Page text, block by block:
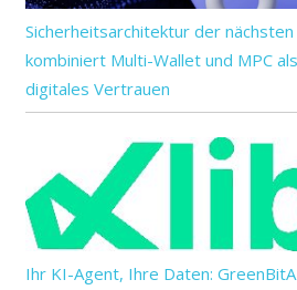
Sicherheitsarchitektur der nächsten
kombiniert Multi-Wallet und MPC
digitales Vertrauen
Ihr KI-Agent, Ihre Daten: